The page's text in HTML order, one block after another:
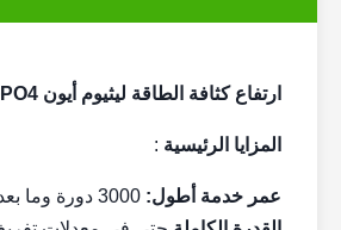
ارتفاع كثافة الطاقة ليثيوم أيون LiFePO4 خلية 75Ah بطارية ليثيوم أيون
المزايا الرئيسية :
عمر خدمة أطول: